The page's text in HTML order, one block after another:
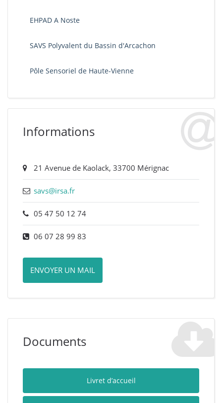
EHPAD A Noste
SAVS Polyvalent du Bassin d'Arcachon
Pôle Sensoriel de Haute-Vienne
Informations
21 Avenue de Kaolack, 33700 Mérignac
savs@irsa.fr
05 47 50 12 74
06 07 28 99 83
ENVOYER UN MAIL
Documents
Livret d’accueil